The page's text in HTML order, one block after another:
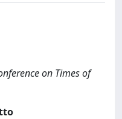
on Times of